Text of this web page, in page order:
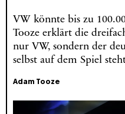
VW könnte bis zu
Tooze erklärt die
nur VW, sondern der
selbst auf dem Spiel
Adam Tooze